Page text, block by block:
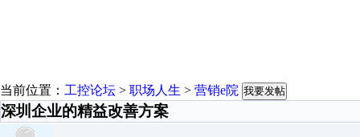
当前位置： 工控论坛 > 职场人生 > 营销e院 我要发帖
深圳企业的精益改善方案